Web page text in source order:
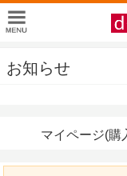
お知らせ
マイページ(購